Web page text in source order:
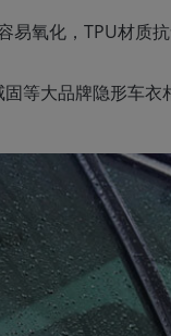
氧化，TPU材质
等大品牌隐形车